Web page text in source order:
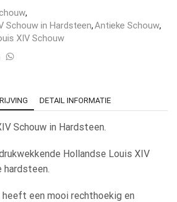
,
Schouw in Hardsteen,Antieke Schouw,
XIV Schouw
DETAIL INFORMATIE
Schouw in Hardsteen.
Hollandse Louis XIV
hardsteen.
een mooi rechthoekig en